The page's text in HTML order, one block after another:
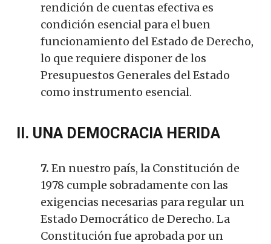
rendición de cuentas efectiva es
condición esencial para el buen
funcionamiento del Estado de Derecho,
lo que requiere disponer de los
Presupuestos Generales del Estado
como instrumento esencial.
II. UNA DEMOCRACIA HERIDA
7. En nuestro país, la Constitución de
1978 cumple sobradamente con las
exigencias necesarias para regular un
Estado Democrático de Derecho. La
Constitución fue aprobada por un